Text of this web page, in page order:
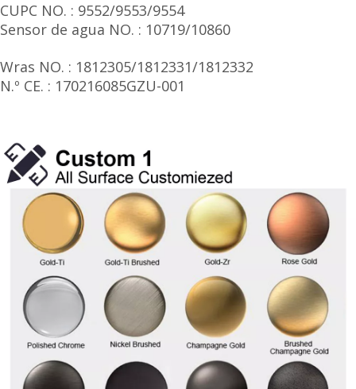
CUPC NO. : 9552/9553/9554
Sensor de agua NO. : 10719/10860
Wras NO. : 1812305/1812331/1812332
N.º CE. : 170216085GZU-001